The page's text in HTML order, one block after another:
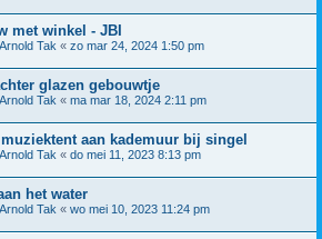
met winkel - JBI
Arnold Tak « zo mar 24, 2024 1:50 pm
glazen gebouwtje
Arnold Tak « ma mar 18, 2024 2:11 pm
aan kademuur bij singel
Arnold Tak « do mei 11, 2023 8:13 pm
het water
Arnold Tak « wo mei 10, 2023 11:24 pm